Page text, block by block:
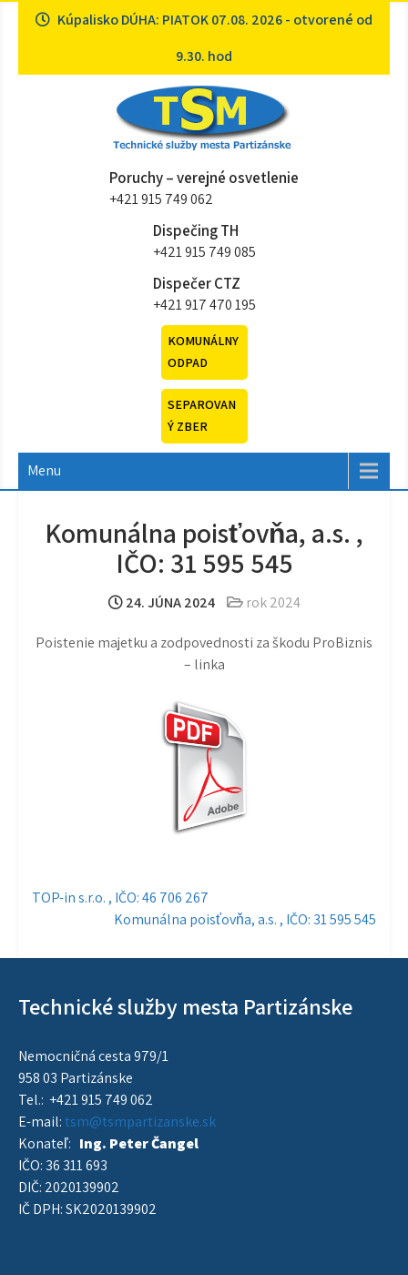
Kúpalisko DÚHA: PIATOK 07.08. 2026 - otvorené od
9.30. hod
Technické služby mesta
Partizánske
Sme tu pre vásPoruchy – verejné osvetlenie
+421 915 749 062
Dispečing TH
+421 915 749 085
Dispečer CTZ
+421 917 470 195
KOMUNÁLNY
ODPAD
SEPAROVAN
Ý ZBER
Menu
Komunálna poisťovňa, a.s. ,
IČO: 31 595 545
24. JÚNA 2024 rok 2024
Poistenie majetku a zodpovednosti za škodu ProBiznis
– linka
Navigácia
článku
TOP-in s.r.o. , IČO: 46 706 267
Komunálna poisťovňa, a.s. , IČO: 31 595 545
Technické služby mesta Partizánske
Nemocničná cesta 979/1
958 03 Partizánske
Tel.: +421 915 749 062
E-mail:tsm@tsmpartizanske.sk
Konateľ: Ing. Peter Čangel
IČO: 36 311 693
DIČ: 2020139902
IČ DPH: SK2020139902